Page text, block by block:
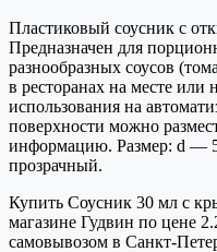
Пластиковый соусник с
Предназначен для
разнообразных соусов
в ресторанах на месте
использования на
поверхности можно
информацию. Размер: d —
прозрачный.
Купить Соусник 30 мл с
магазине Гудвин по цене
самовывозом в Санкт-